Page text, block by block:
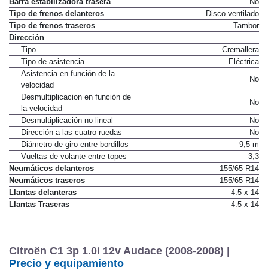
Barra estabilizadora trasera
No
Tipo de frenos delanteros
Disco ventilado
Tipo de frenos traseros
Dirección
Tipo
Cremallera
Tipo de asistencia
Asistencia en función de la
velocidad
No
Desmultiplicacion en función de
la velocidad
No
Desmultiplicación no lineal
No
Dirección a las cuatro ruedas
No
Diámetro de giro entre bordillos
9,5 m
Vueltas de volante entre topes
3,3
Neumáticos delanteros
155/65 R14
Neumáticos traseros
155/65 R14
Llantas delanteras
4.5 x 14
Citroën C1 3p 1.0i 12v Audace (2008-2008) |